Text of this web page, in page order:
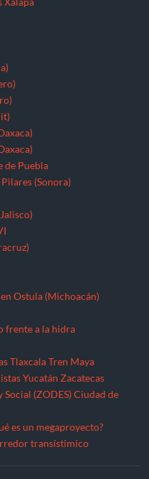
de Puebla
Pilares (Sonora)
Ostula (Michoacán)
frente a la hidra
Tlaxcala Tren Maya
Yucatán Zacatecas
(ZODES) Ciudad de
es un megaproyecto?
transístimico